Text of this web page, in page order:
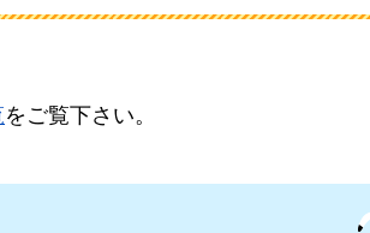
をご覧下さい。